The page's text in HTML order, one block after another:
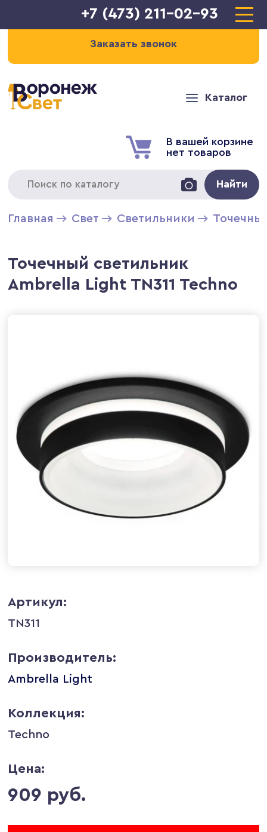
+7 (473) 211-02-93
Заказать звонок
Каталог
В вашей корзине
нет товаров
Найти
Главная Свет Светильники
Точечный светильник
Ambrella Light TN311 Techno
Артикул:
TN311
Производитель:
Ambrella Light
Коллекция:
Techno
Цена:
909 руб.